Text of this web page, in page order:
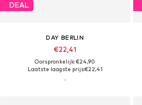
DEAL
DAY BERLIN
€22,41
Oorspronkelijk: €24,90
Laatste laagste prijs:€22,41